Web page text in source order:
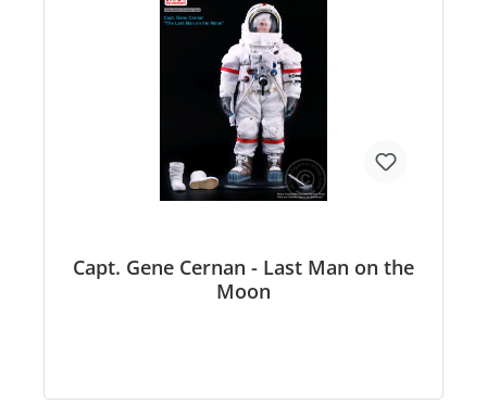
Capt. Gene Cernan - Last Man on the
Moon